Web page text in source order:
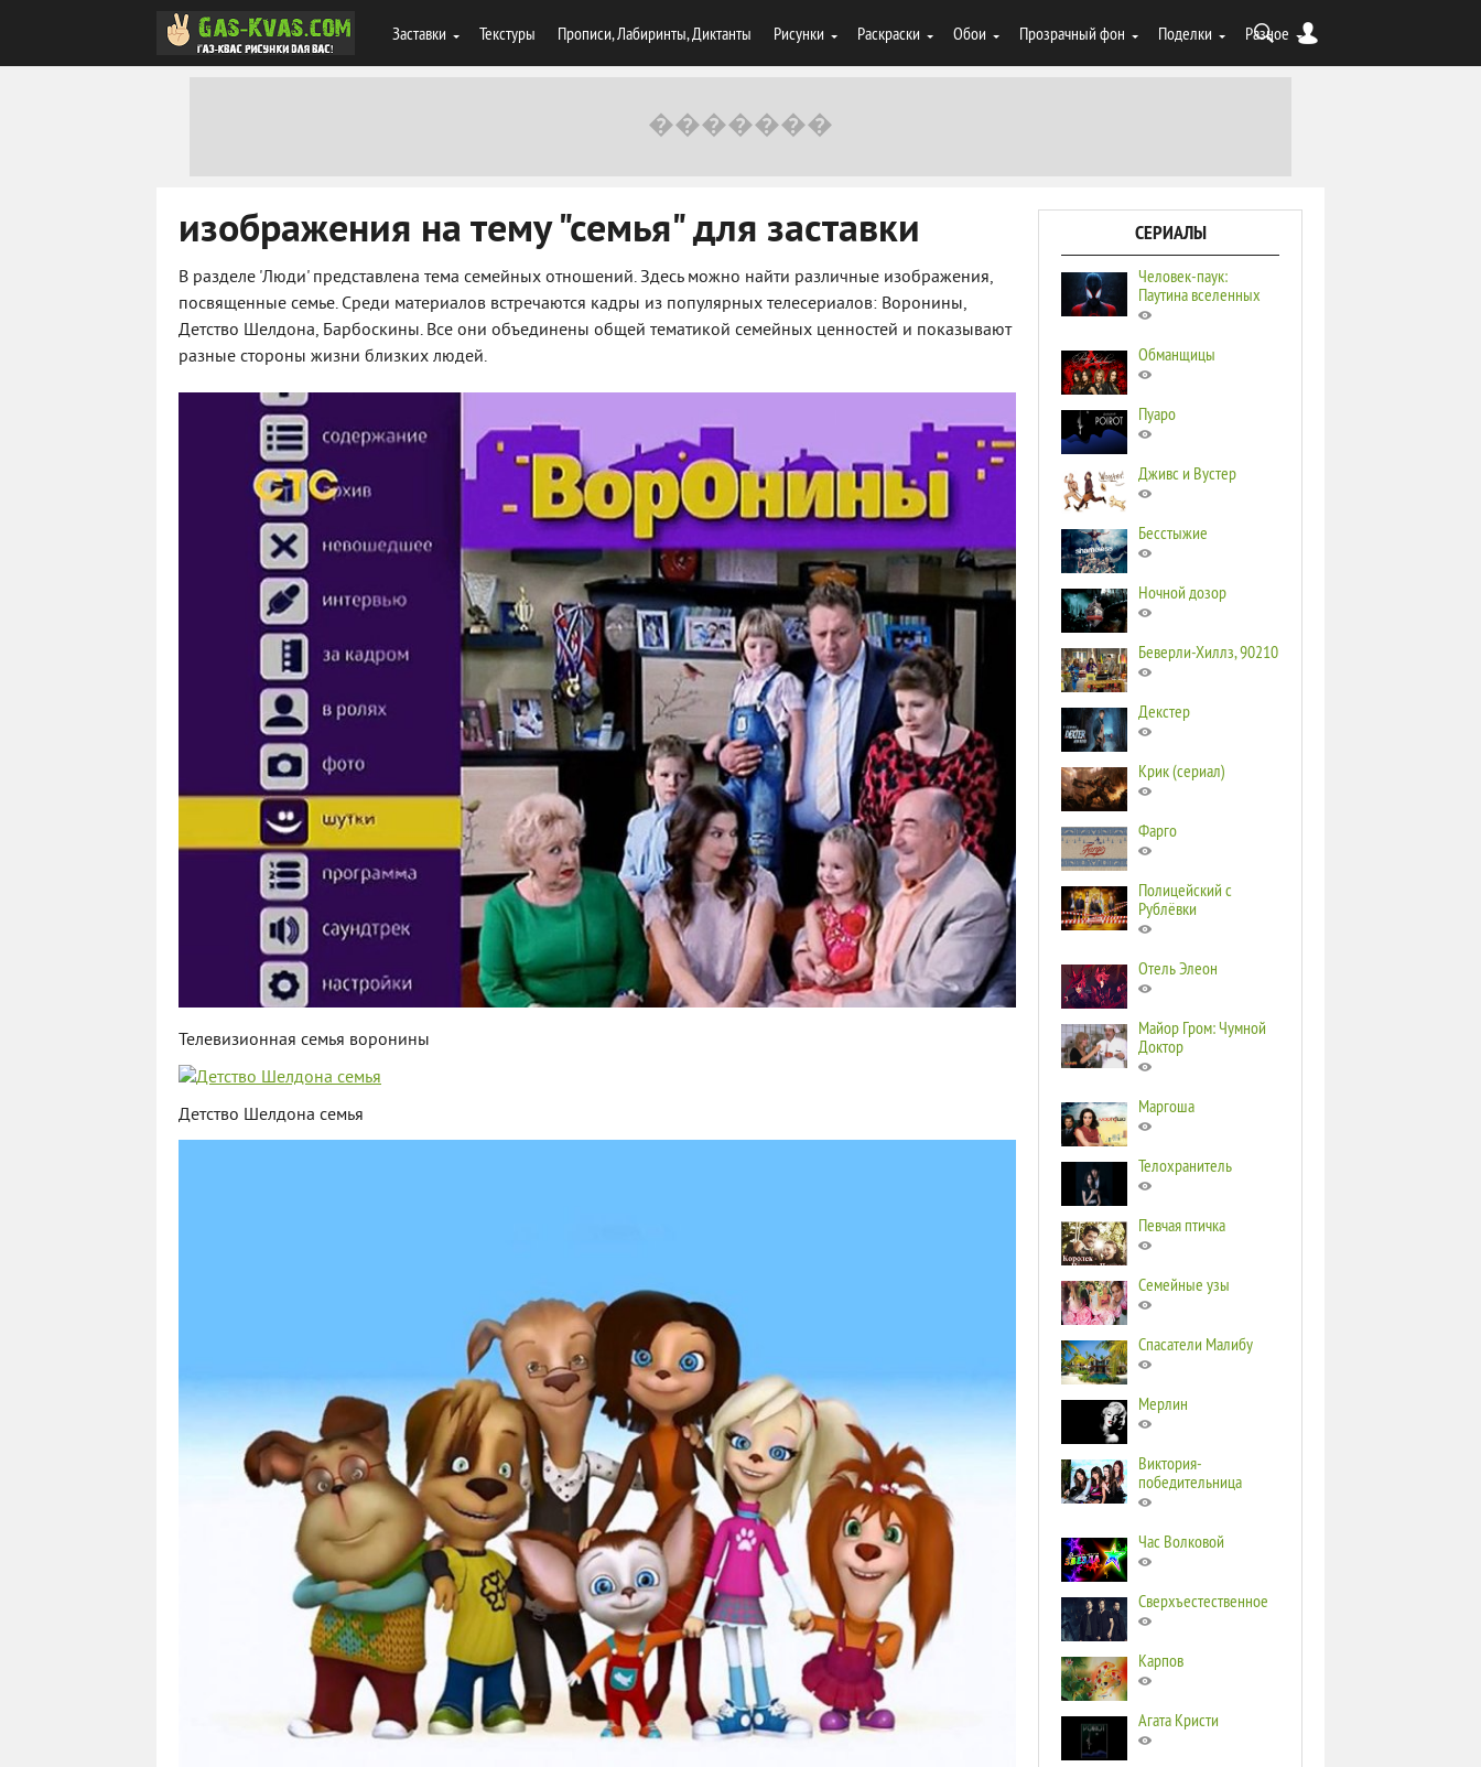
Заставки Текстуры Прописи, Лабиринты, Диктанты Рисунки Раскраски Обои Прозрачный фон Поделки Разное
изображения на тему "семья" для заставки
В разделе 'Люди' представлена тема семейных отношений. Здесь можно найти различные изображения,
посвященные семье. Среди материалов встречаются кадры из популярных телесериалов: Воронины,
Детство Шелдона, Барбоскины. Все они объединены общей тематикой семейных ценностей и показывают
разные стороны жизни близких людей.
Телевизионная семья воронины
Детство Шелдона семья
СЕРИАЛЫ
Человек-паук:
Паутина вселенных
Обманщицы
Пуаро
Дживс и Вустер
Бесстыжие
Ночной дозор
Беверли-Хиллз, 90210
Декстер
Крик (сериал)
Фарго
Полицейский с
Рублёвки
Отель Элеон
Майор Гром: Чумной
Доктор
Маргоша
Телохранитель
Певчая птичка
Семейные узы
Спасатели Малибу
Мерлин
Виктория-
победительница
Час Волковой
Сверхъестественное
Карпов
Агата Кристи